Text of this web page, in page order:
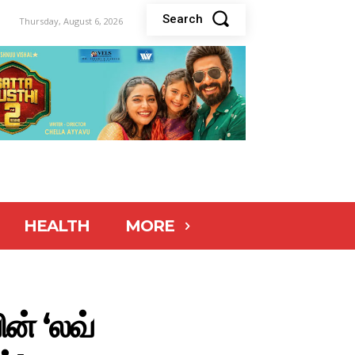
Thursday, August 6, 2026 Search
HEALTH MORE
‘லவ்